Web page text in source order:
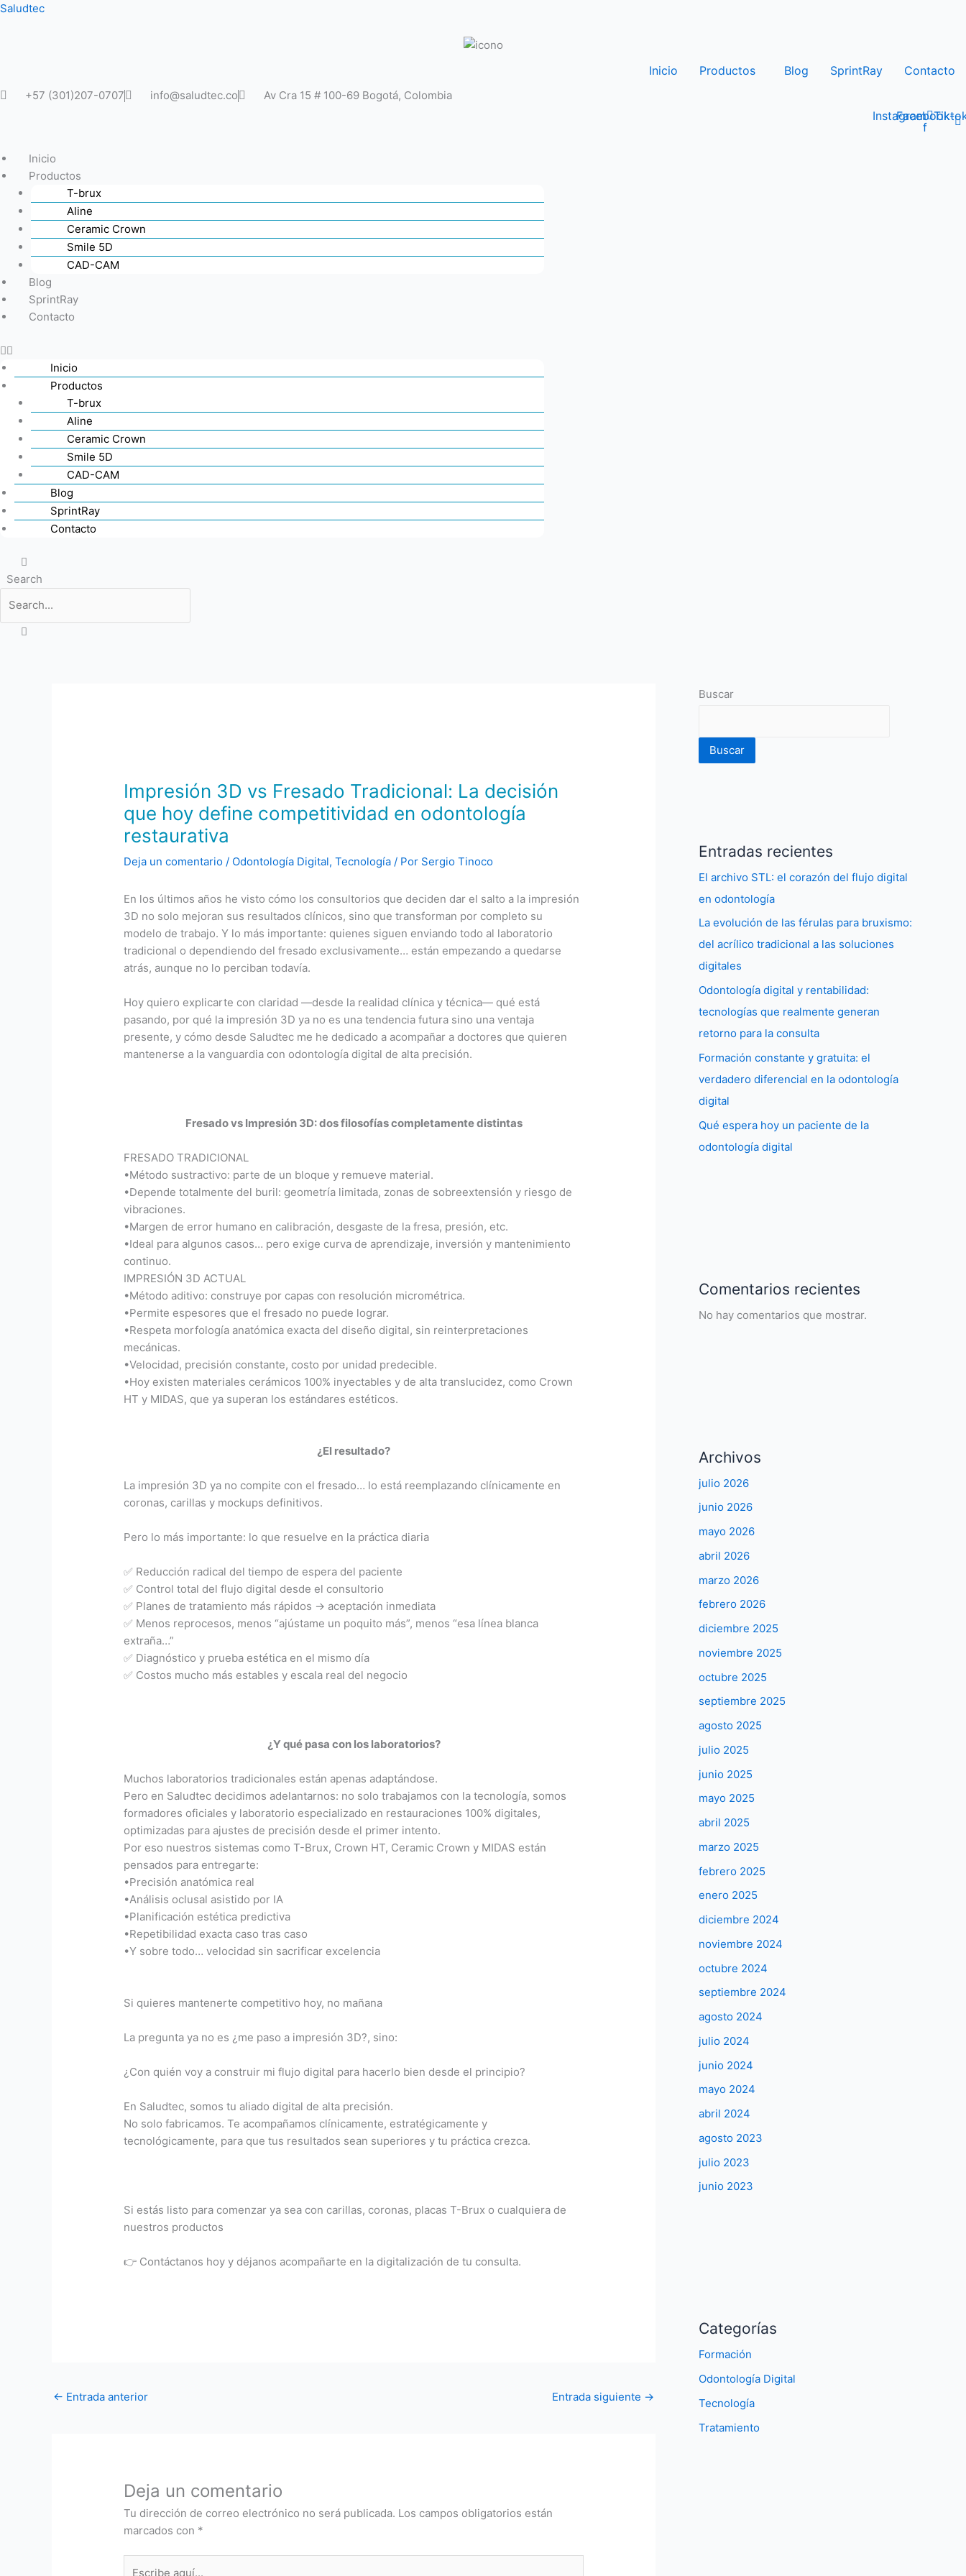
Ir
Saludtec
Inicio Productos Blog SprintRay Contacto
+57 (301)207-0707 info@saludtec.co Av Cra 15 # 100-69 Bogotá, Colombia
Instagram
Facebook-
f
Inicio
Productos
T-brux
Aline
Ceramic Crown
Smile 5D
CAD-CAM
Blog
SprintRay
Contacto
Inicio
Productos
T-brux
Aline
Ceramic Crown
Smile 5D
CAD-CAM
Blog
SprintRay
Contacto
Search
Impresión 3D vs Fresado Tradicional: La decisión
que hoy define competitividad en odontología
restaurativa
Deja un comentario / Odontología Digital,Tecnología / Por Sergio Tinoco
En los últimos años he visto cómo los consultorios que deciden dar el salto a la impresión
3D no solo mejoran sus resultados clínicos, sino que transforman por completo su
modelo de trabajo. Y lo más importante: quienes siguen enviando todo al laboratorio
tradicional o dependiendo del fresado exclusivamente… están empezando a quedarse
atrás, aunque no lo perciban todavía.
Hoy quiero explicarte con claridad —desde la realidad clínica y técnica— qué está
pasando, por qué la impresión 3D ya no es una tendencia futura sino una ventaja
presente, y cómo desde Saludtec me he dedicado a acompañar a doctores que quieren
mantenerse a la vanguardia con odontología digital de alta precisión.
Fresado vs Impresión 3D: dos filosofías completamente distintas
FRESADO TRADICIONAL
•Método sustractivo: parte de un bloque y remueve material.
•Depende totalmente del buril: geometría limitada, zonas de sobreextensión y riesgo de
vibraciones.
•Margen de error humano en calibración, desgaste de la fresa, presión, etc.
•Ideal para algunos casos… pero exige curva de aprendizaje, inversión y mantenimiento
continuo.
IMPRESIÓN 3D ACTUAL
•Método aditivo: construye por capas con resolución micrométrica.
•Permite espesores que el fresado no puede lograr.
•Respeta morfología anatómica exacta del diseño digital, sin reinterpretaciones
mecánicas.
•Velocidad, precisión constante, costo por unidad predecible.
•Hoy existen materiales cerámicos 100% inyectables y de alta translucidez, como Crown
HT y MIDAS, que ya superan los estándares estéticos.
¿El resultado?
La impresión 3D ya no compite con el fresado… lo está reemplazando clínicamente en
coronas, carillas y mockups definitivos.
Pero lo más importante: lo que resuelve en la práctica diaria
✅ Reducción radical del tiempo de espera del paciente
✅ Control total del flujo digital desde el consultorio
✅ Planes de tratamiento más rápidos → aceptación inmediata
✅ Menos reprocesos, menos “ajústame un poquito más”, menos “esa línea blanca
extraña…”
✅ Diagnóstico y prueba estética en el mismo día
✅ Costos mucho más estables y escala real del negocio
¿Y qué pasa con los laboratorios?
Muchos laboratorios tradicionales están apenas adaptándose.
Pero en Saludtec decidimos adelantarnos: no solo trabajamos con la tecnología, somos
formadores oficiales y laboratorio especializado en restauraciones 100% digitales,
optimizadas para ajustes de precisión desde el primer intento.
Por eso nuestros sistemas como T-Brux, Crown HT, Ceramic Crown y MIDAS están
pensados para entregarte:
•Precisión anatómica real
•Análisis oclusal asistido por IA
•Planificación estética predictiva
•Repetibilidad exacta caso tras caso
•Y sobre todo… velocidad sin sacrificar excelencia
Si quieres mantenerte competitivo hoy, no mañana
La pregunta ya no es ¿me paso a impresión 3D?, sino:
¿Con quién voy a construir mi flujo digital para hacerlo bien desde el principio?
En Saludtec, somos tu aliado digital de alta precisión.
No solo fabricamos. Te acompañamos clínicamente, estratégicamente y
tecnológicamente, para que tus resultados sean superiores y tu práctica crezca.
Si estás listo para comenzar ya sea con carillas, coronas, placas T-Brux o cualquiera de
nuestros productos
👉 Contáctanos hoy y déjanos acompañarte en la digitalización de tu consulta.
← Entrada anterior Entrada siguiente →
Deja un comentario
Tu dirección de correo electrónico no será publicada. Los campos obligatorios están
marcados con *
Buscar
Buscar
Entradas recientes
El archivo STL: el corazón del flujo digital
en odontología
La evolución de las férulas para bruxismo:
del acrílico tradicional a las soluciones
digitales
Odontología digital y rentabilidad:
tecnologías que realmente generan
retorno para la consulta
Formación constante y gratuita: el
verdadero diferencial en la odontología
digital
Qué espera hoy un paciente de la
odontología digital
Comentarios recientes
No hay comentarios que mostrar.
Archivos
julio 2026
junio 2026
mayo 2026
abril 2026
marzo 2026
febrero 2026
diciembre 2025
noviembre 2025
octubre 2025
septiembre 2025
agosto 2025
julio 2025
junio 2025
mayo 2025
abril 2025
marzo 2025
febrero 2025
enero 2025
diciembre 2024
noviembre 2024
octubre 2024
septiembre 2024
agosto 2024
julio 2024
junio 2024
mayo 2024
abril 2024
agosto 2023
julio 2023
junio 2023
Categorías
Formación
Odontología Digital
Tecnología
Tratamiento